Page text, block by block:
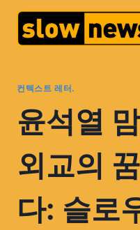
컨텍스트 레터.
윤석열
외교의
다: 슬로